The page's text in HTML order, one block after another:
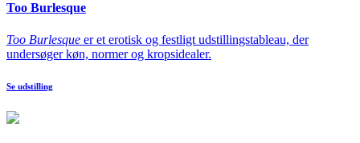
Too Burlesque
Too Burlesque er et erotisk og festligt udstillingstableau, der
undersøger køn, normer og kropsidealer.
Se udstilling